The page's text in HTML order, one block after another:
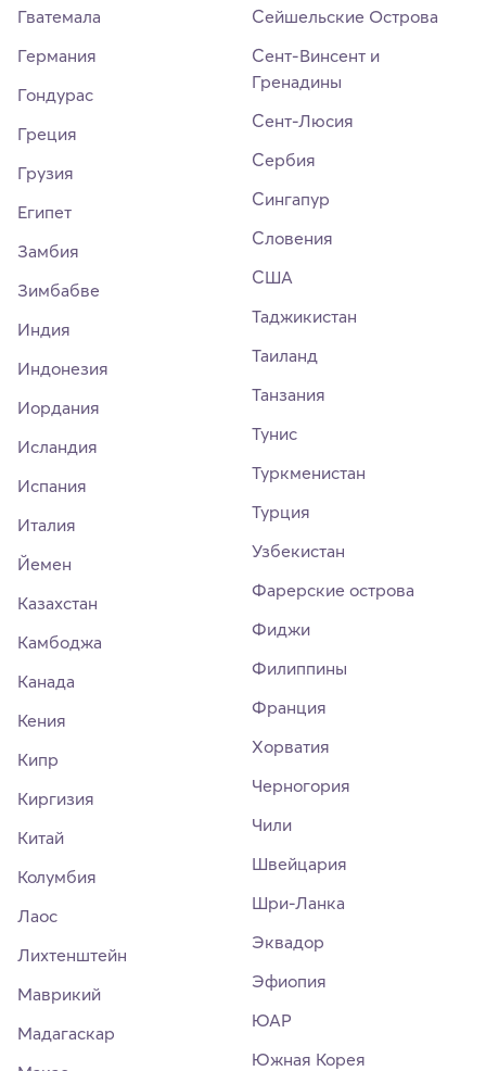
Гватемала
Германия
Гондурас
Греция
Грузия
Египет
Замбия
Зимбабве
Индия
Индонезия
Иордания
Исландия
Испания
Италия
Йемен
Казахстан
Камбоджа
Канада
Кения
Кипр
Киргизия
Китай
Колумбия
Лаос
Лихтенштейн
Маврикий
Мадагаскар
Сейшельские Острова
Сент-Винсент и
Гренадины
Сент-Люсия
Сербия
Сингапур
Словения
США
Таджикистан
Таиланд
Танзания
Тунис
Туркменистан
Турция
Узбекистан
Фарерские острова
Фиджи
Филиппины
Франция
Хорватия
Черногория
Чили
Швейцария
Шри-Ланка
Эквадор
Эфиопия
ЮАР
Южная Корея